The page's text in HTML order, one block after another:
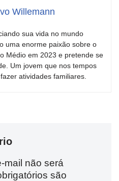
Willemann
sua vida no mundo
uma enorme paixão sobre o
Médio em 2023 e pretende se
Um jovem que nos tempos
atividades familiares.
mail não será
são